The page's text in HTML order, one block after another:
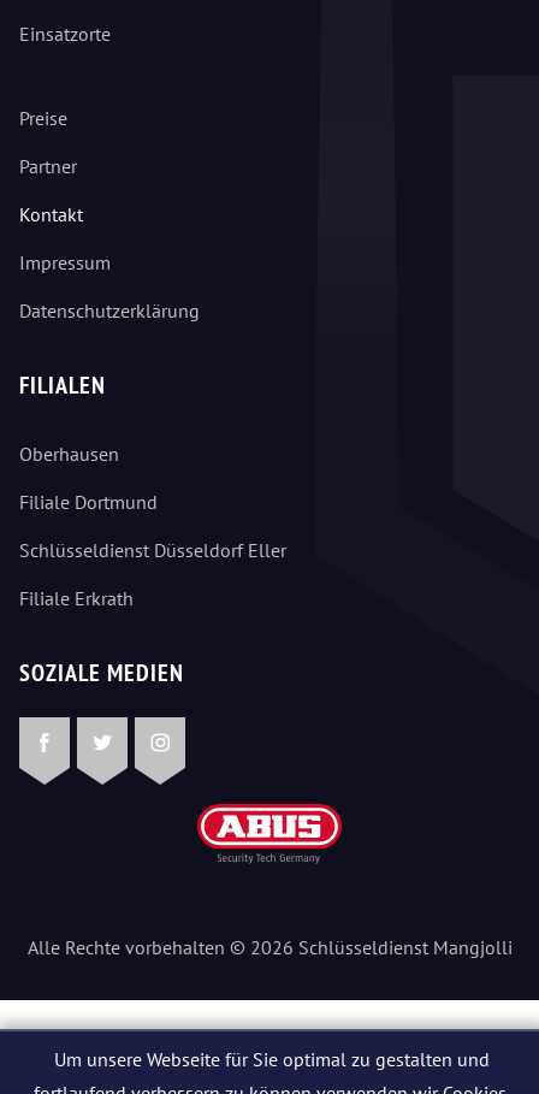
Einsatzorte
Preise
Partner
Kontakt
Impressum
Datenschutzerklärung
FILIALEN
Oberhausen
Filiale Dortmund
Schlüsseldienst Düsseldorf Eller
Filiale Erkrath
SOZIALE MEDIEN
FacebookTwitterInstagram
Alle Rechte vorbehalten © 2026 Schlüsseldienst Mangjolli
Um unsere Webseite für Sie optimal zu gestalten und